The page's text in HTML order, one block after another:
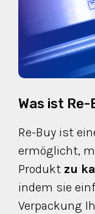
Was ist Re-
Re-Buy ist
ermöglicht,
Produkt zu
indem sie
Verpackung